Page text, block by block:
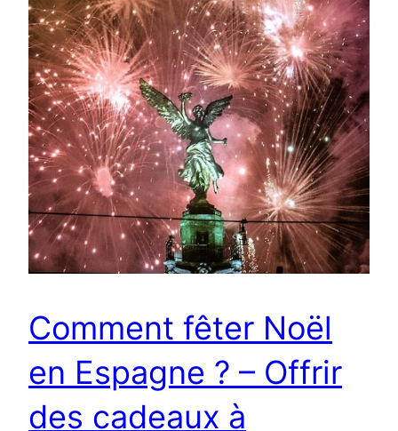
Comment fêter Noël
en Espagne ? – Offrir
des cadeaux à